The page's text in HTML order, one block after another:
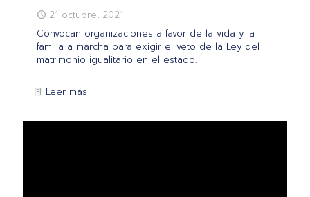
21 octubre, 2021
Convocan organizaciones a favor de la vida y la
familia a marcha para exigir el veto de la Ley del
matrimonio igualitario en el estado.
Leer más